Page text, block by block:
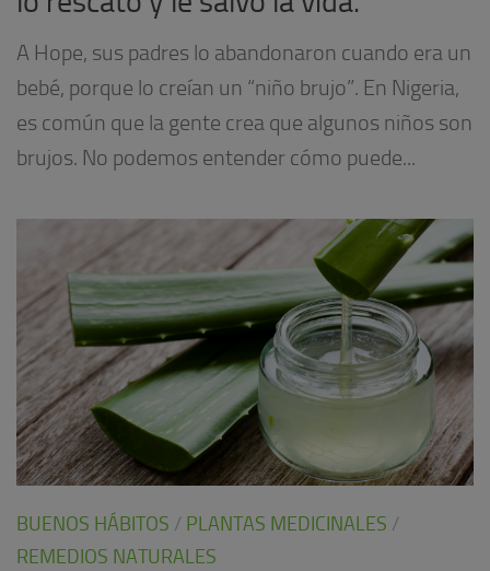
A Hope, sus padres lo abandonaron cuando era un
bebé, porque lo creían un “niño brujo”. En Nigeria,
es común que la gente crea que algunos niños son
brujos. No podemos entender cómo puede...
BUENOS HÁBITOS / PLANTAS MEDICINALES /
REMEDIOS NATURALES